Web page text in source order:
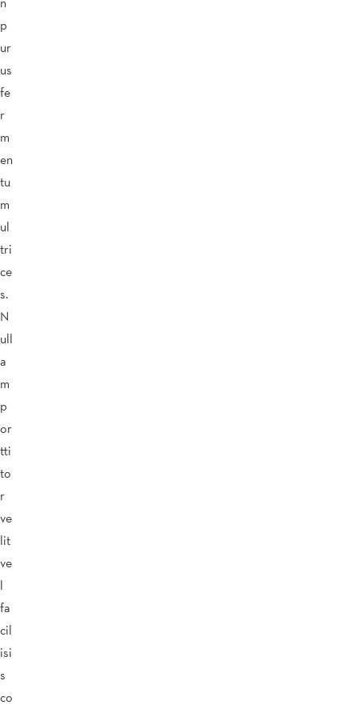
p
ur
us
fe
r
m
en
tu
m
ul
tri
ce
s.
N
ull
a
m
p
or
tti
to
r
ve
lit
ve
l
fa
cil
isi
s
co